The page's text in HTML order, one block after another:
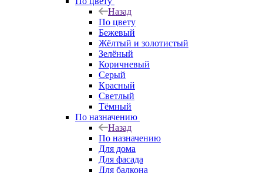
Назад
По цвету
Бежевый
Жёлтый и золотистый
Зелёный
Коричневый
Серый
Красный
Светлый
Тёмный
По назначению
Назад
По назначению
Для дома
Для фасада
Для балкона